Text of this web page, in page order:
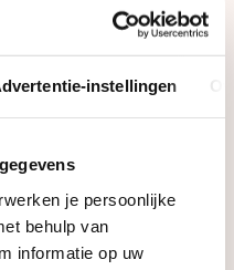
instellingen
je persoonlijke
behulp van
informatie op uw